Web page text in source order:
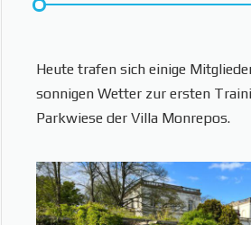
Heute trafen sich einige
sonnigen Wetter zur ersten
Parkwiese der Villa Monrepos.